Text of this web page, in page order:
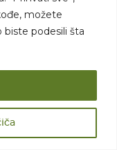
možete
biste podesili šta
CENA 07.08.2026
CENA